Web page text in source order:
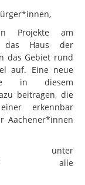
Projekte am
das Haus der
das Gebiet rund
auf. Eine neue
in diesem
beitragen, die
erkennbar
Aachener*innen
unter
alle